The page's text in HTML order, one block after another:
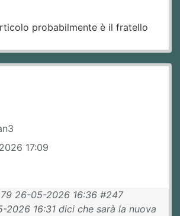
probabilmente è il fratello
17:09
26-05-2026 16:36 #247
2026 16:31 dici che sarà la nuova